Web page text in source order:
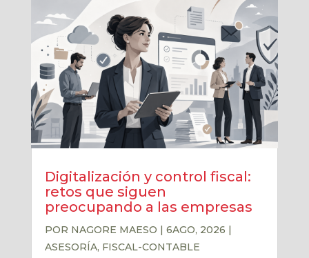
Digitalización y control fiscal:
retos que siguen
preocupando a las empresas
POR NAGORE MAESO | 6AGO, 2026 |
ASESORÍA, FISCAL-CONTABLE